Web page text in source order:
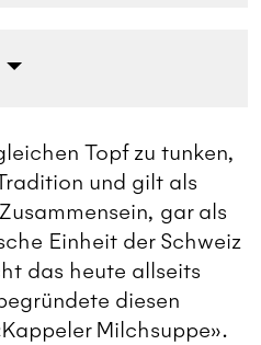
Topf zu tunken,
und gilt als
gar als
Einheit der Schweiz
das heute allseits
diesen
Milchsuppe».